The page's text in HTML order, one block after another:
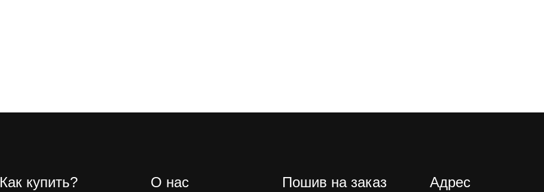
Как купить? О нас Пошив на заказ Адрес